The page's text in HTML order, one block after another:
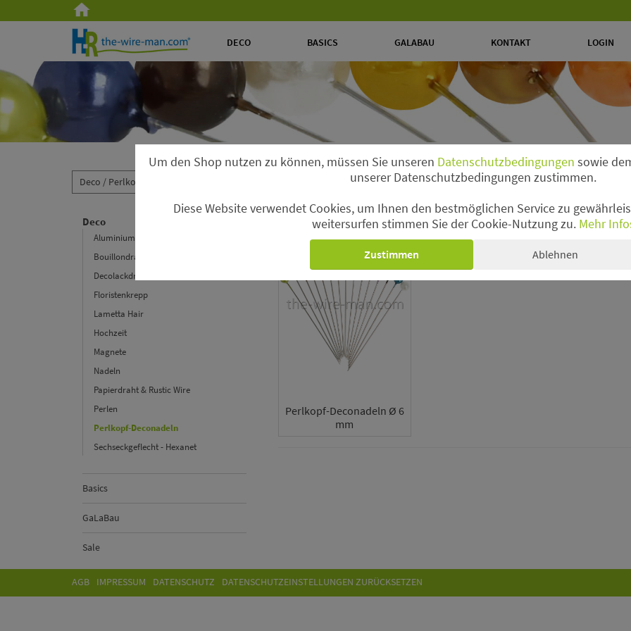
DECO BASICS GALABAU KONTAKT LOGIN
Deco / Perlkopf-Deconadeln /
Deco
Aluminiumdraht
Bouillondraht
Decolackdraht
Floristenkrepp
Lametta Hair
Hochzeit
Magnete
Nadeln
Papierdraht & Rustic Wire
Perlen
Perlkopf-Deconadeln
Sechseckgeflecht - Hexanet
Basics
GaLaBau
Sale
Perlkopf-Deconadeln Ø 6 mm
Perlkopf-Deconadeln Ø 6
mm
AGB IMPRESSUM DATENSCHUTZ DATENSCHUTZEINSTELLUNGEN ZURÜCKSETZEN
Um den Shop nutzen zu können, müssen Sie unseren Datenschutzbedingungen sowie
unserer Datenschutzbedingungen zustimmen.
Diese Website verwendet Cookies, um Ihnen den bestmöglichen Service zu
weitersurfen stimmen Sie der Cookie-Nutzung zu. Mehr
Zustimmen Ablehnen